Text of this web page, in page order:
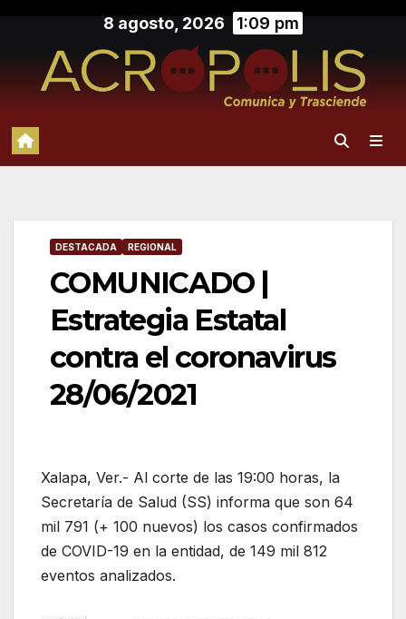
contenido
8 agosto, 2026 1:09 pm
DESTACADA REGIONAL
COMUNICADO |
Estrategia Estatal
contra el coronavirus
28/06/2021
Xalapa, Ver.- Al corte de las 19:00 horas, la
Secretaría de Salud (SS) informa que son 64
mil 791 (+ 100 nuevos) los casos confirmados
de COVID-19 en la entidad, de 149 mil 812
eventos analizados.